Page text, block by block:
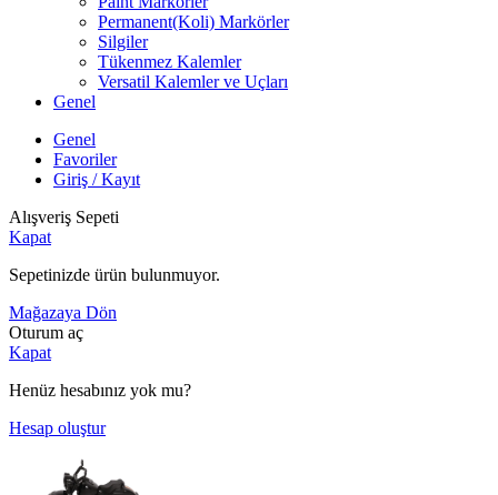
Permanent(Koli) Markörler
Silgiler
Tükenmez Kalemler
Versatil Kalemler ve Uçları
Genel
Genel
Favoriler
Giriş / Kayıt
Alışveriş Sepeti
Kapat
Sepetinizde ürün bulunmuyor.
Mağazaya Dön
Oturum aç
Kapat
Henüz hesabınız yok mu?
Hesap oluştur